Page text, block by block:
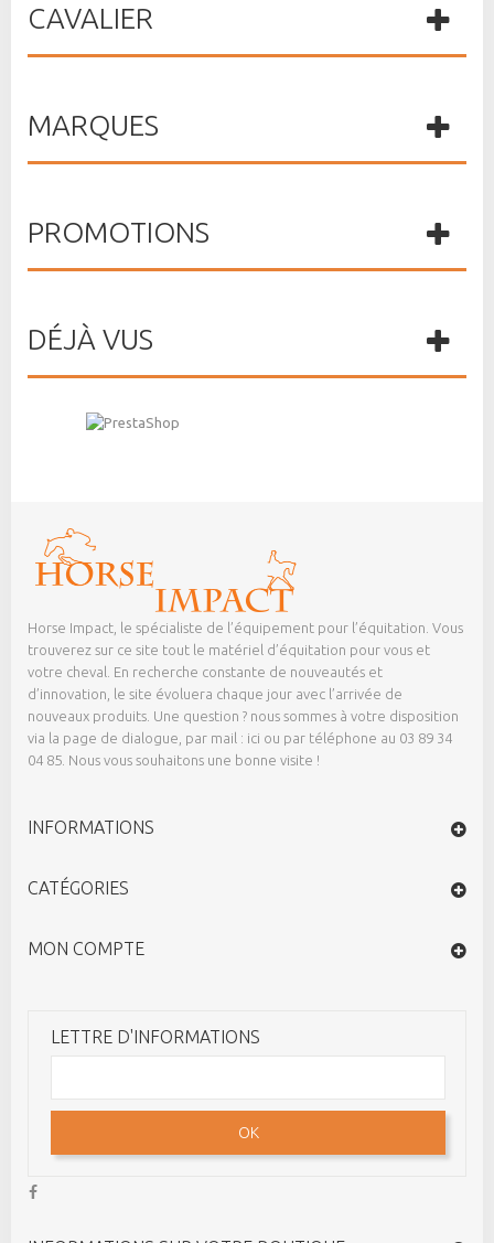
CAVALIER
MARQUES
PROMOTIONS
DÉJÀ VUS
Horse Impact, le spécialiste de l’équipement pour l’équitation. Vous
trouverez sur ce site tout le matériel d’équitation pour vous et
votre cheval. En recherche constante de nouveautés et
d’innovation, le site évoluera chaque jour avec l’arrivée de
nouveaux produits. Une question ? nous sommes à votre disposition
via la page de dialogue, par mail : ici ou par téléphone au 03 89 34
04 85. Nous vous souhaitons une bonne visite !
INFORMATIONS
CATÉGORIES
MON COMPTE
LETTRE D'INFORMATIONS
OK